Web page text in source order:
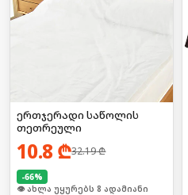
ერთჯერადი საწოლის
თეთრეული
10.8 ₾32.19₾
-66%
🛒 ბოლო 24სთ-ში იყიდა 15-მა